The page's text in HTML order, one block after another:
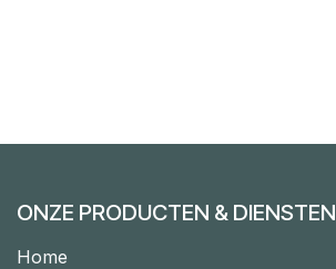
ONZE PRODUCTEN & DIENSTEN
Home